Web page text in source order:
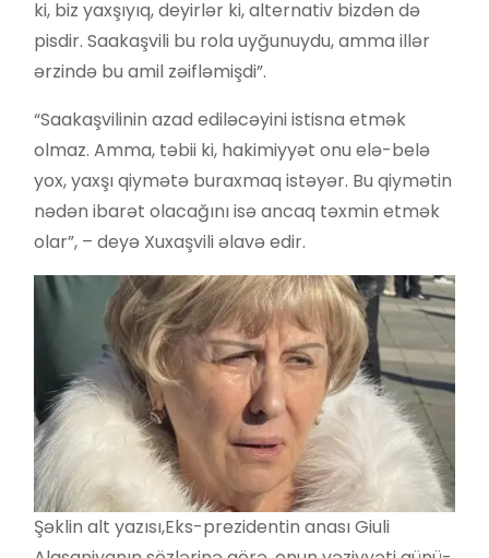
ki, biz yaxşıyıq, deyirlər ki, alternativ bizdən də
pisdir. Saakaşvili bu rola uyğunuydu, amma illər
ərzində bu amil zəifləmişdi”.
“Saakaşvilinin azad ediləcəyini istisna etmək
olmaz. Amma, təbii ki, hakimiyyət onu elə-belə
yox, yaxşı qiymətə buraxmaq istəyər. Bu qiymətin
nədən ibarət olacağını isə ancaq təxmin etmək
olar”, – deyə Xuxaşvili əlavə edir.
Şəklin alt yazısı,Eks-prezidentin anası Giuli